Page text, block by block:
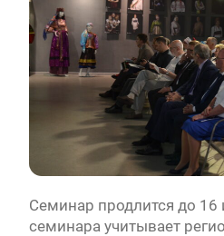
Семинар продлится до
семинара учитывает